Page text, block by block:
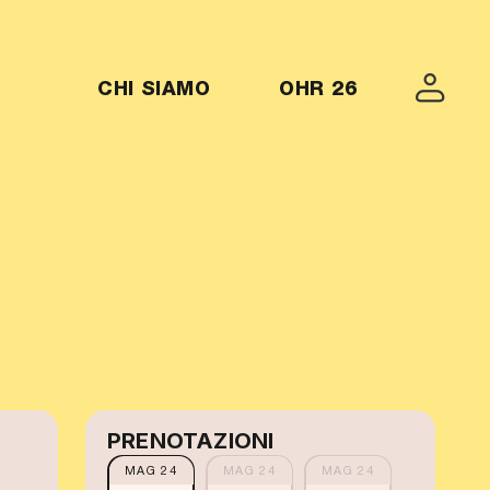
MENU-OHR26
CHI SIAMO OHR 26
PRENOTAZIONI
MAG 24 MAG 24 MAG 24